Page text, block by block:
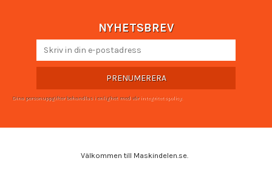
NYHETSBREV
PRENUMERERA
Dina personuppgifter behandlas i enlighet med vår integritetspolicy.
Välkommen till Maskindelen.se.